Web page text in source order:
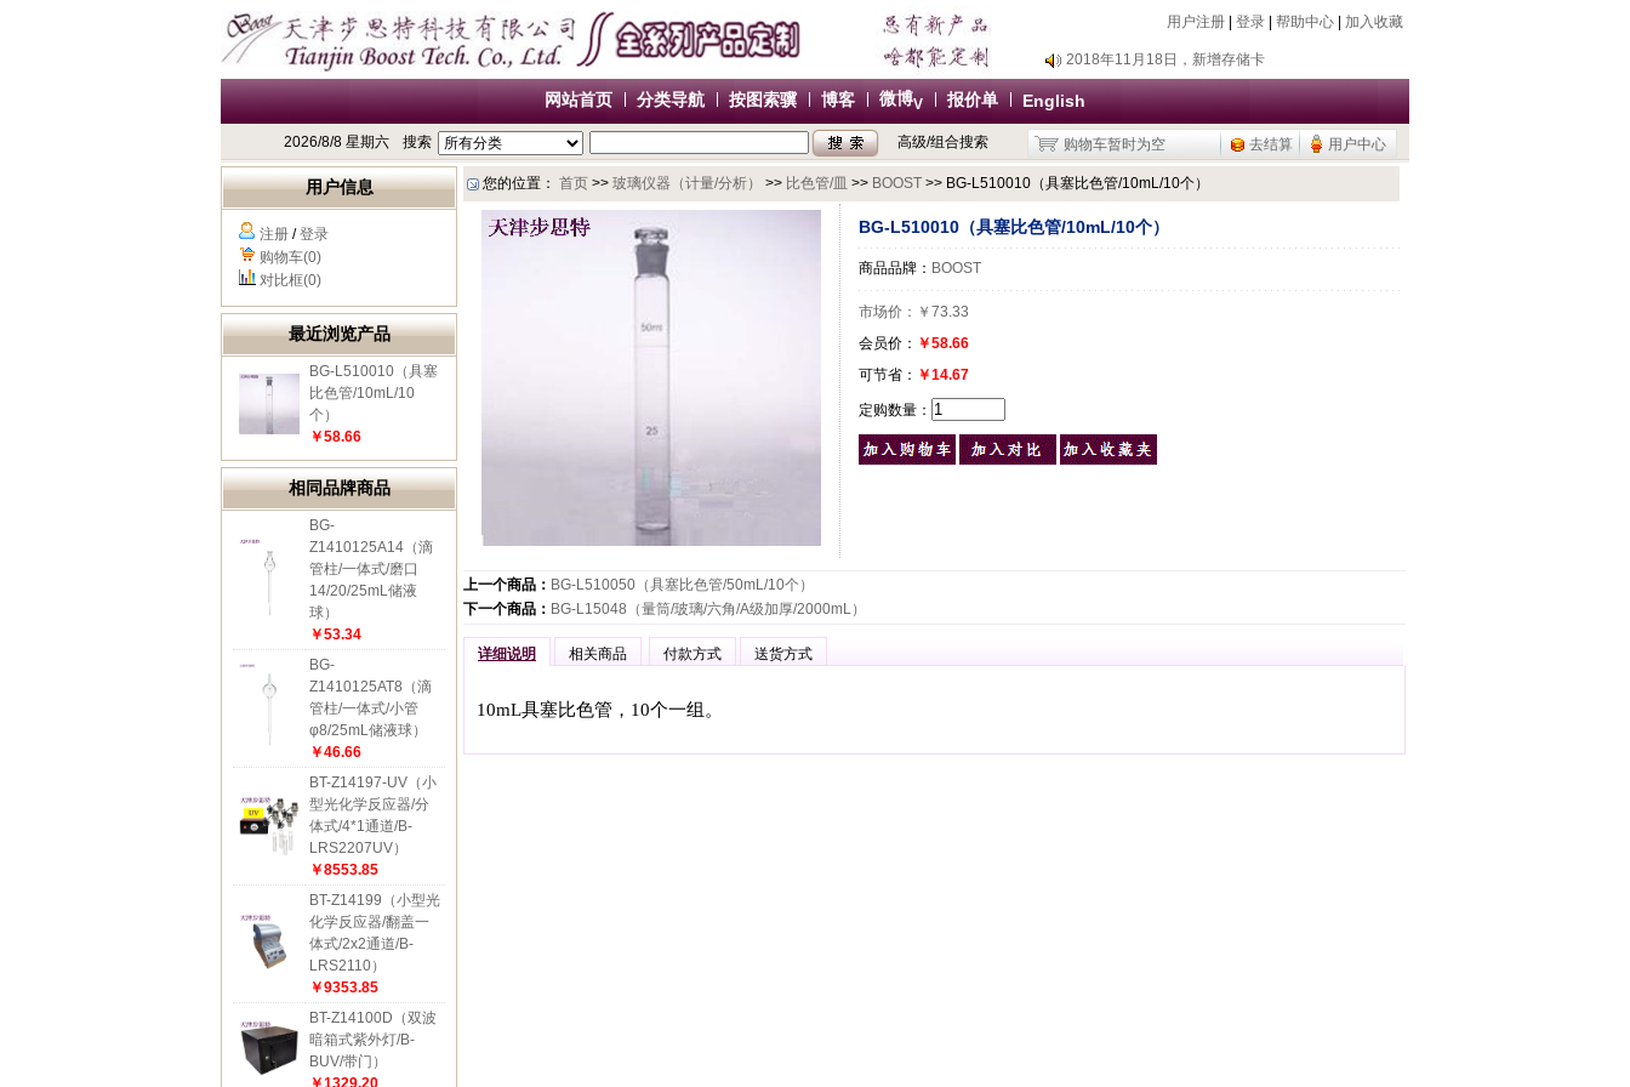
用户注册 登录 帮助中心 加入收藏
2018年7月26日，新增除静电器
2018年11月18日，新增存储卡
2016年9月20日，烧瓶塞降价
2015年9月10日，调整加热模块目录
办公用品，U盘/移动硬盘
2018年7月26日，新增除静电器
2016年9月20日，烧瓶塞降价
网站首页 分类导航 按图索骥 博客 微博V 报价单 English
2026/8/8 星期六 搜索 高级/组合搜索 购物车暂时为空 去结算 用户中心
用户信息
注册 /登录
购物车(0)
对比框(0)
最近浏览产品
BG-L510010（具塞
比色管/10mL/10
个）
￥58.66
相同品牌商品
BG-
Z1410125A14（滴
管柱/一体式/磨口
14/20/25mL储液
球）
￥53.34
BG-
Z1410125AT8（滴
管柱/一体式/小管
φ8/25mL储液球）
￥46.66
BT-Z14197-UV（小
型光化学反应器/分
体式/4*1通道/B-
LRS2207UV）
￥8553.85
BT-Z14199（小型光
化学反应器/翻盖一
体式/2x2通道/B-
LRS2110）
￥9353.85
BT-Z14100D（双波
暗箱式紫外灯/B-
BUV/带门）
￥1329.20
您的位置： 首页 >> 玻璃仪器（计量/分析） >> 比色管/皿 >> BOOST >> BG-L510010（具塞比色管/10mL/10个）
BG-L510010（具塞比色管/10mL/10个）
商品品牌： BOOST
市场价： ￥73.33
会员价： ￥58.66
可节省： ￥14.67
定购数量：
上一个商品： BG-L510050（具塞比色管/50mL/10个）
下一个商品： BG-L15048（量筒/玻璃/六角/A级加厚/2000mL）
详细说明 相关商品 付款方式 送货方式
10mL具塞比色管，10个一组。